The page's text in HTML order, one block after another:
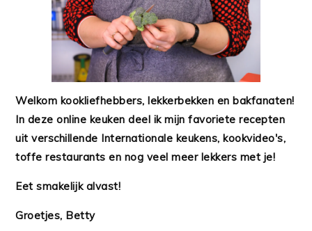
Welkom kookliefhebbers, lekkerbekken en bakfanaten!
In deze online keuken deel ik mijn favoriete recepten
uit verschillende Internationale keukens, kookvideo's,
toffe restaurants en nog veel meer lekkers met je!
Eet smakelijk alvast!
Groetjes, Betty